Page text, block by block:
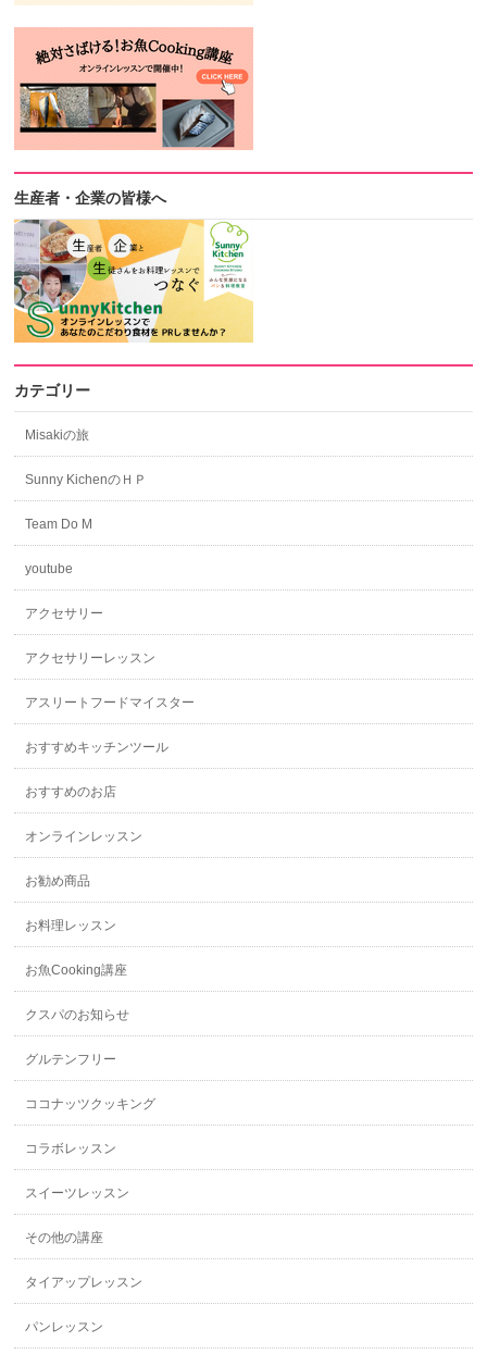
生産者・企業の皆様へ
カテゴリー
Misakiの旅
Sunny KichenのＨＰ
Team Do M
youtube
アクセサリー
アクセサリーレッスン
アスリートフードマイスター
おすすめキッチンツール
おすすめのお店
オンラインレッスン
お勧め商品
お料理レッスン
お魚Cooking講座
クスパのお知らせ
グルテンフリー
ココナッツクッキング
コラボレッスン
スイーツレッスン
その他の講座
タイアップレッスン
パンレッスン